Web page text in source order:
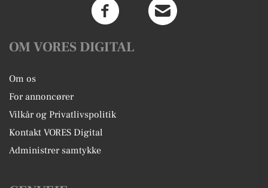
OM VORES DIGITAL
Om os
For annoncører
Vilkår og Privatlivspolitik
Kontakt VORES Digital
Administrer samtykke